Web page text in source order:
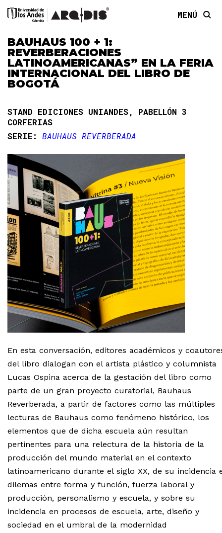
MENÚ
BAUHAUS 100 + 1:
REVERBERACIONES
LATINOAMERICANAS” EN LA FERIA
INTERNACIONAL DEL LIBRO DE
BOGOTÁ
STAND EDICIONES UNIANDES, PABELLÓN 3
CORFERIAS
SERIE: BAUHAUS REVERBERADA
En esta conversación, editores académicos y
del libro dialogan con el artista plástico y columnista
Lucas Ospina acerca de la gestación del libro como
parte de un gran proyecto curatorial, Bauhaus
Reverberada, a partir de factores como las múltiples
lecturas de Bauhaus como fenómeno histórico, los
elementos que de dicha escuela aún resultan
pertinentes para una relectura de la historia de la
producción del mundo material en el contexto
latinoamericano durante el siglo XX, de su incidencia
dilemas entre forma y función, fuerza laboral y
producción, personalismo y escuela, y sobre su
incidencia en procesos de escuela, arte, diseño y
sociedad en el umbral de la modernidad